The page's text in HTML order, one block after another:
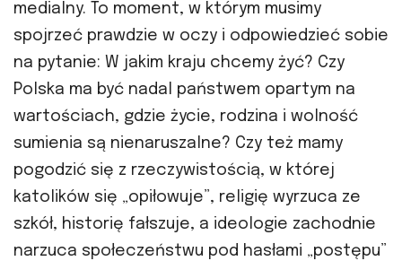
medialny. To moment, w którym musimy
spojrzeć prawdzie w oczy i odpowiedzieć sobie
na pytanie: W jakim kraju chcemy żyć? Czy
Polska ma być nadal państwem opartym na
wartościach, gdzie życie, rodzina i wolność
sumienia są nienaruszalne? Czy też mamy
pogodzić się z rzeczywistością, w której
katolików się „opiłowuje”, religię wyrzuca ze
szkół, historię fałszuje, a ideologie zachodnie
narzuca społeczeństwu pod hasłami „postępu”